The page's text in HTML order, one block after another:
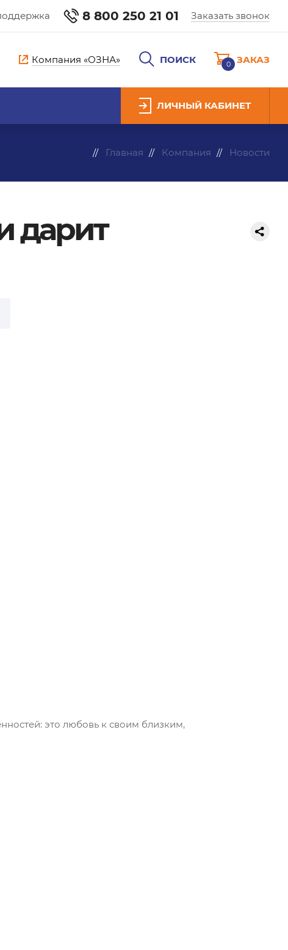
8 800 250 21 01 Заказать звонок
Компания «ОЗНА» ПОИСК 0 ЗАКАЗ
ЛИЧНЫЙ КАБИНЕТ
Главная Компания Новости
дарит
это любовь к своим близким,